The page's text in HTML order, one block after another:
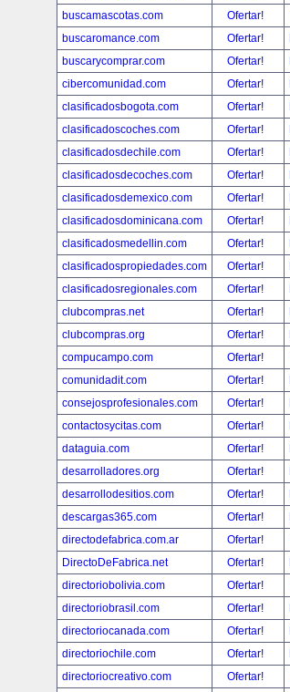
buscamascotas.com
Ofertar!
buscaromance.com
Ofertar!
buscarycomprar.com
Ofertar!
cibercomunidad.com
Ofertar!
clasificadosbogota.com
Ofertar!
clasificadoscoches.com
Ofertar!
clasificadosdechile.com
Ofertar!
clasificadosdecoches.com
Ofertar!
clasificadosdemexico.com
Ofertar!
clasificadosdominicana.com
Ofertar!
clasificadosmedellin.com
Ofertar!
clasificadospropiedades.com
Ofertar!
clasificadosregionales.com
Ofertar!
clubcompras.net
Ofertar!
clubcompras.org
Ofertar!
compucampo.com
Ofertar!
comunidadit.com
Ofertar!
consejosprofesionales.com
Ofertar!
contactosycitas.com
Ofertar!
dataguia.com
Ofertar!
desarrolladores.org
Ofertar!
desarrollodesitios.com
Ofertar!
descargas365.com
Ofertar!
directodefabrica.com.ar
Ofertar!
DirectoDeFabrica.net
Ofertar!
directoriobolivia.com
Ofertar!
directoriobrasil.com
Ofertar!
directoriocanada.com
Ofertar!
directoriochile.com
Ofertar!
directoriocreativo.com
Ofertar!